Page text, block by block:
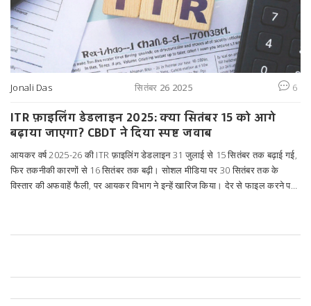
Jonali Das सितंबर 26 2025 6
ITR फ़ाइलिंग डेडलाइन 2025: क्या सितंबर 15 को आगे
बढ़ाया जाएगा? CBDT ने दिया स्पष्ट जवाब
आयकर वर्ष 2025-26 की ITR फ़ाइलिंग डेडलाइन 31 जुलाई से 15 सितंबर तक बढ़ाई गई,
फिर तकनीकी कारणों से 16 सितंबर तक बढ़ी। सोशल मीडिया पर 30 सितंबर तक के
विस्तार की अफवाहें फैली, पर आयकर विभाग ने इन्हें खारिज किया। देर से फाइल करने पर